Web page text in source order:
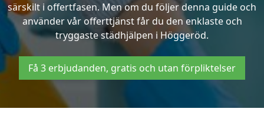
särskilt i offertfasen. Men om du följer denna guide och
använder vår offerttjänst får du den enklaste och
tryggaste städhjälpen i Höggeröd.
Få 3 erbjudanden, gratis och utan förpliktelser